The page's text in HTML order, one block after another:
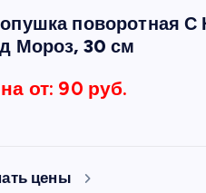
поворотная
Мороз, 30 см
от: 90 руб.
цены